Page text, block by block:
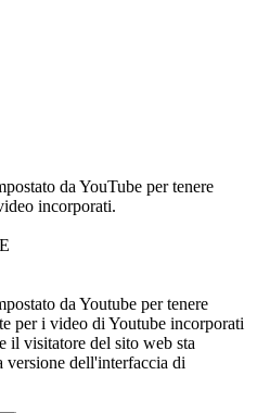
da YouTube per tenere
incorporati.
da Youtube per tenere
per i video di Youtube incorporati
il visitatore del sito web sta
dell'interfaccia di